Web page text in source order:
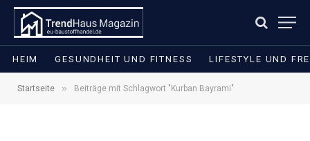
HEIM GESUNDHEIT UND FITNESS LIFESTYLE UND
Startseite » Beiträge mit Schlagwort "Kurban Bayrami"